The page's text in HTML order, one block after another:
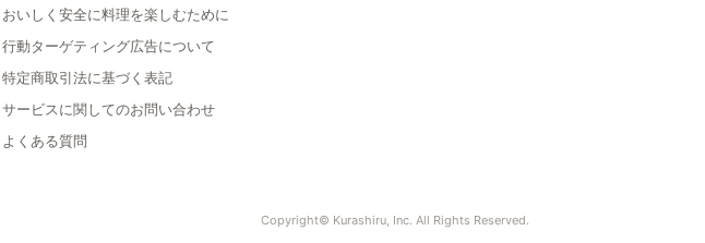
おいしく安全に料理を楽しむために
行動ターゲティング広告について
特定商取引法に基づく表記
サービスに関してのお問い合わせ
よくある質問
Copyright© Kurashiru, Inc. All Rights Reserved.